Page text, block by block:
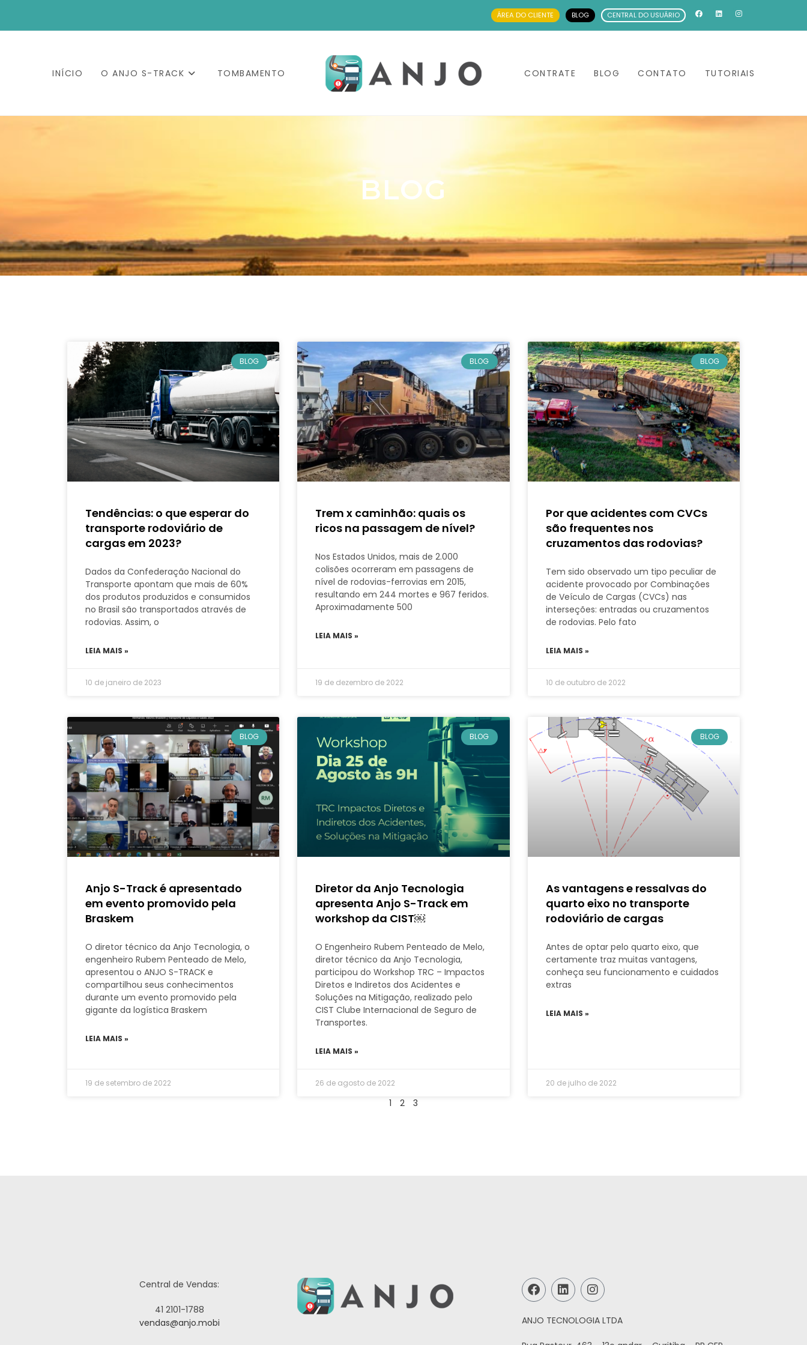
ÁREA DO CLIENTE BLOG CENTRAL DO USUÁRIO
INÍCIO O ANJO S-TRACK TOMBAMENTO CONTRATE BLOG CONTATO TUTORIAIS
BLOG
BLOG
Tendências: o que esperar do
transporte rodoviário de
cargas em 2023?
Dados da Confederação Nacional do
Transporte apontam que mais de 60%
dos produtos produzidos e consumidos
no Brasil são transportados através de
rodovias. Assim, o
LEIA MAIS »
10 de janeiro de 2023
BLOG
Trem x caminhão: quais os
ricos na passagem de nível?
Nos Estados Unidos, mais de 2.000
colisões ocorreram em passagens de
nível de rodovias-ferrovias em 2015,
resultando em 244 mortes e 967 feridos.
Aproximadamente 500
LEIA MAIS »
19 de dezembro de 2022
BLOG
Por que acidentes com CVCs
são frequentes nos
cruzamentos das rodovias?
Tem sido observado um tipo peculiar de
acidente provocado por Combinações
de Veículo de Cargas (CVCs) nas
interseções: entradas ou cruzamentos
de rodovias. Pelo fato
LEIA MAIS »
10 de outubro de 2022
BLOG
Anjo S-Track é apresentado
em evento promovido pela
Braskem
O diretor técnico da Anjo Tecnologia, o
engenheiro Rubem Penteado de Melo,
apresentou o ANJO S-TRACK e
compartilhou seus conhecimentos
durante um evento promovido pela
gigante da logística Braskem
LEIA MAIS »
19 de setembro de 2022
BLOG
Diretor da Anjo Tecnologia
apresenta Anjo S-Track em
workshop da CIST￼
O Engenheiro Rubem Penteado de Melo,
diretor técnico da Anjo Tecnologia,
participou do Workshop TRC – Impactos
Diretos e Indiretos dos Acidentes e
Soluções na Mitigação, realizado pelo
CIST Clube Internacional de Seguro de
Transportes.
LEIA MAIS »
26 de agosto de 2022
BLOG
As vantagens e ressalvas do
quarto eixo no transporte
rodoviário de cargas
Antes de optar pelo quarto eixo, que
certamente traz muitas vantagens,
conheça seu funcionamento e cuidados
extras
LEIA MAIS »
20 de julho de 2022
1 2 3
Central de Vendas:
41 2101-1788
vendas@anjo.mobi
ANJO TECNOLOGIA LTDA